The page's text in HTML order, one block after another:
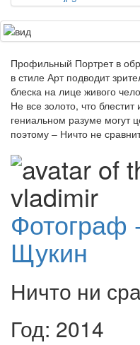
Профильный Портрет в
в стиле Арт подводит
блеска на лице живого
Не все золото, что
гениальном разуме могут
поэтому – Ничто не
Фотограф
Щукин
Ничто ни
Год: 2014